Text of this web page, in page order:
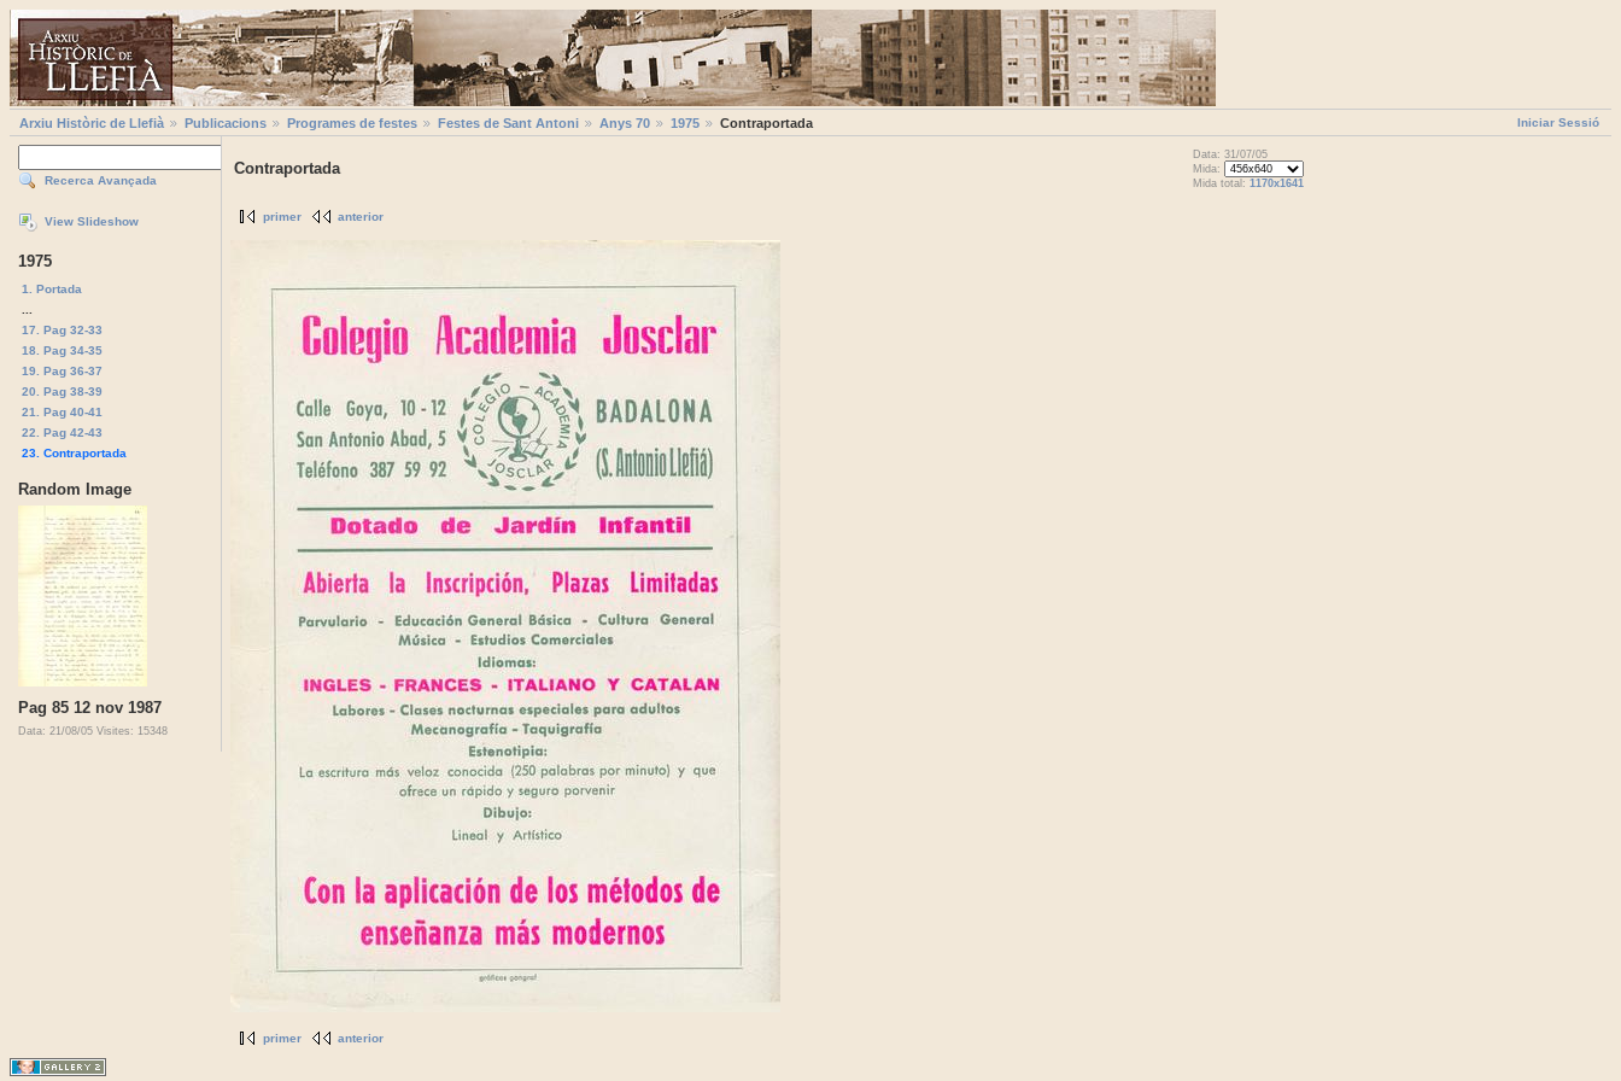
Iniciar Sessió
Arxiu Històric de Llefià Publicacions Programes de festes Festes de Sant Antoni Anys 70 1975 Contraportada
Recerca Avançada
View Slideshow
1975
1. Portada
17. Pag 32-33
18. Pag 34-35
19. Pag 36-37
20. Pag 38-39
21. Pag 40-41
22. Pag 42-43
23. Contraportada
Random Image
Pag 85 12 nov 1987
Data: 21/08/05 Visites: 15348
Contraportada
Data: 31/07/05
Mida:
Mida total: 1170x1641
primer anterior
primer anterior